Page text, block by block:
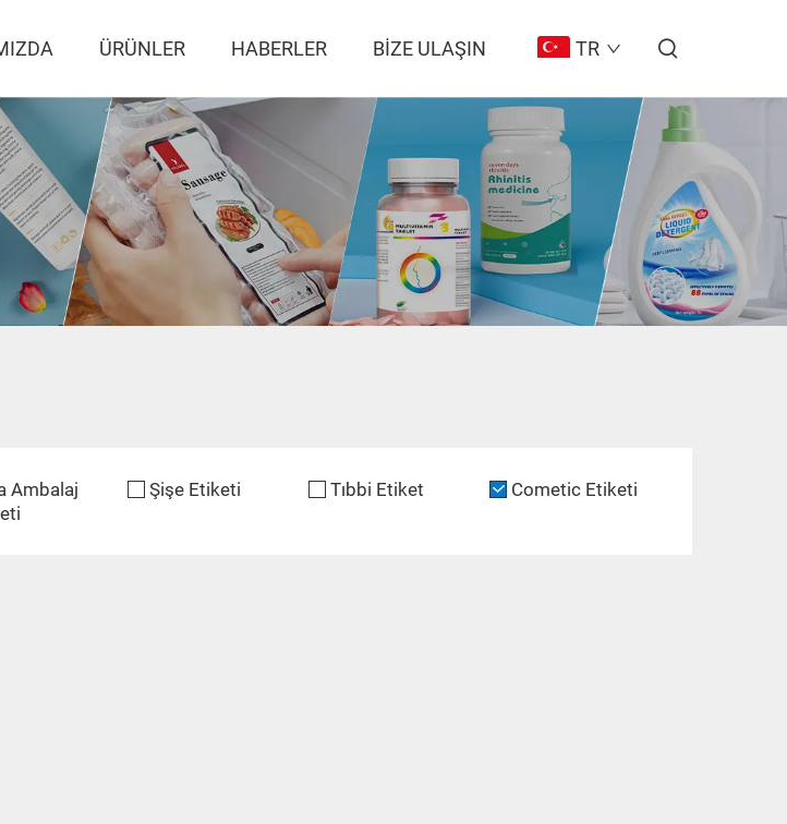
ÜRÜNLER HABERLER BIZE ULAŞIN TR
Ambalaj
Şişe Etiketi Tıbbi Etiket Cometic Etiketi